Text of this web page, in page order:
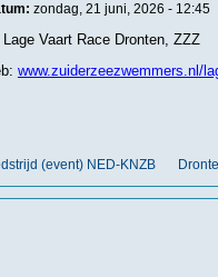
zondag, 21 juni, 2026 - 12:45
Lage Vaart Race Dronten, ZZZ
www.zuiderzeezwemmers.nl/
(event) NED-KNZB